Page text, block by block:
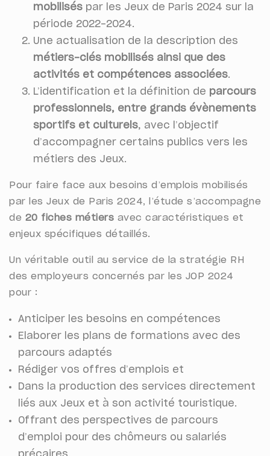
mobilisés par les Jeux de Paris 2024 sur la
période 2022-2024.
Une actualisation de la description des
métiers-clés mobilisés ainsi que des
activités et compétences associées.
L’identification et la définition de parcours
professionnels, entre grands évènements
sportifs et culturels, avec l’objectif
d’accompagner certains publics vers les
métiers des Jeux.
Pour faire face aux besoins d’emplois mobilisés
par les Jeux de Paris 2024, l’étude s’accompagne
de 20 fiches métiers avec caractéristiques et
enjeux spécifiques détaillés.
Un véritable outil au service de la stratégie RH
des employeurs concernés par les JOP 2024
pour :
Anticiper les besoins en compétences
Elaborer les plans de formations avec des
parcours adaptés
Rédiger vos offres d’emplois et
Dans la production des services directement
liés aux Jeux et à son activité touristique.
Offrant des perspectives de parcours
d’emploi pour des chômeurs ou salariés